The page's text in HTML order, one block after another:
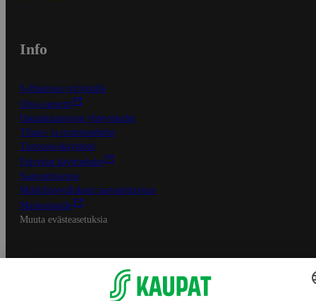
Info
S-Business yrityksille
Oiva-raportit
Osuuskauppojen yhteystiedot
Tilaus- ja toimitusehdot
Tietosuojakäytäntö
Palvelun käyttöehdot
Saavutettavuus
Mobiilisovelluksen saavutettavuus
Mainostajalle
Muuta evästeasetuksia
S-ryhmän palvelut